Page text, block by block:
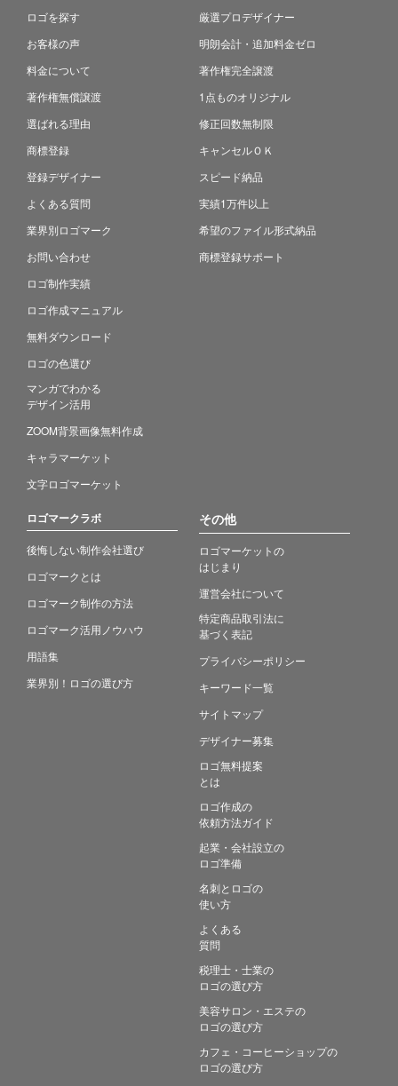
ロゴを探す
お客様の声
料金について
著作権無償譲渡
選ばれる理由
商標登録
登録デザイナー
よくある質問
業界別ロゴマーク
お問い合わせ
ロゴ制作実績
ロゴ作成マニュアル
無料ダウンロード
ロゴの色選び
マンガでわかる
デザイン活用
ZOOM背景画像無料作成
キャラマーケット
文字ロゴマーケット
厳選プロデザイナー
明朗会計・追加料金ゼロ
著作権完全譲渡
1点ものオリジナル
修正回数無制限
キャンセルＯＫ
スピード納品
実績1万件以上
希望のファイル形式納品
商標登録サポート
ロゴマークラボ
後悔しない制作会社選び
ロゴマークとは
ロゴマーク制作の方法
ロゴマーク活用ノウハウ
用語集
業界別！ロゴの選び方
その他
ロゴマーケットの
はじまり
運営会社について
特定商品取引法に
基づく表記
プライバシーポリシー
キーワード一覧
サイトマップ
デザイナー募集
ロゴ無料提案
とは
ロゴ作成の
依頼方法ガイド
起業・会社設立の
ロゴ準備
名刺とロゴの
使い方
よくある
質問
税理士・士業の
ロゴの選び方
美容サロン・エステの
ロゴの選び方
カフェ・コーヒーショップの
ロゴの選び方